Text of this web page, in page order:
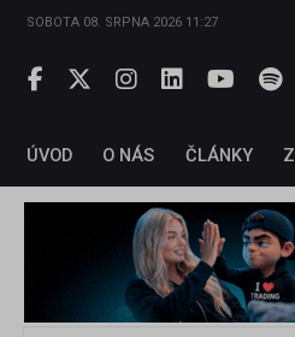
SOBOTA 08. SRPNA 2026 11:27
ÚVOD O NÁS ČLÁNKY